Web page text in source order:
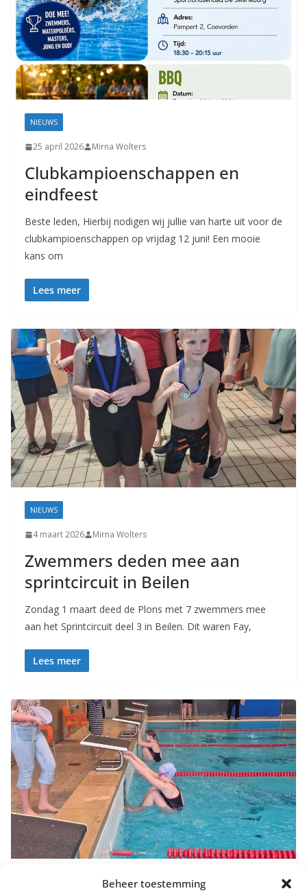
Beheer toestemming
NIEUWS
25 april 2026 Mirna Wolters
Clubkampioenschappen en
eindfeest
Beste leden, Hierbij nodigen wij jullie van harte uit voor de
clubkampioenschappen op vrijdag 12 juni! Een mooie
kans om
Lees meer
NIEUWS
4 maart 2026 Mirna Wolters
Zwemmers deden mee aan
sprintcircuit in Beilen
Zondag 1 maart deed de Plons met 7 zwemmers mee
aan het Sprintcircuit deel 3 in Beilen. Dit waren Fay,
Lees meer